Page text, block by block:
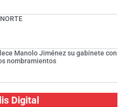
Manolo Jiménez su gabinete con
nombramientos
Digital